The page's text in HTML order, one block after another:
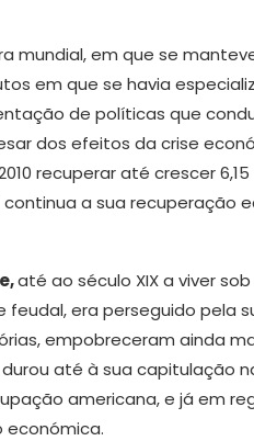
mundial, em que se
em que se havia
de políticas que
dos efeitos da crise
recuperar até crescer
continua a sua
até ao século XIX a viver
era perseguido pela
empobreceram ainda
até à sua capitulação
americana, e já em
económica.